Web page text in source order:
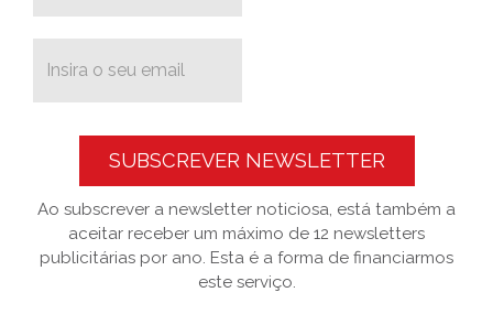
SUBSCREVER NEWSLETTER
Ao subscrever a newsletter noticiosa, está também a
aceitar receber um máximo de 12 newsletters
publicitárias por ano. Esta é a forma de financiarmos
este serviço.